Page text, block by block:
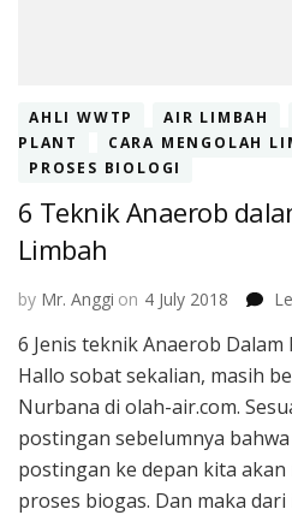
AHLI WWTP AIR LIMBAH
PLANT
CARA MENGOLAH
PROSES BIOLOGI
6 Teknik Anaerob
Limbah
by Mr. Anggi on 4 July 2018
6 Jenis teknik Anaerob
Hallo sobat sekalian, masih
Nurbana di olah-air.com.
postingan sebelumnya
postingan ke depan kita
proses biogas. Dan maka